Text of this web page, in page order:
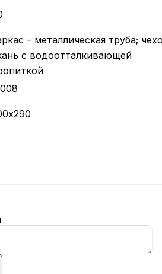
– металлическая труба;
с водоотталкивающей